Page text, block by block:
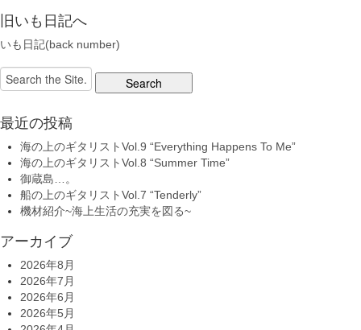
旧いも日記へ
いも日記(back number)
Search
for:
最近の投稿
海の上のギタリストVol.9 “Everything Happens To Me”
海の上のギタリストVol.8 “Summer Time”
御蔵島…。
船の上のギタリストVol.7 “Tenderly”
機材紹介~海上生活の充実を図る~
アーカイブ
2026年8月
2026年7月
2026年6月
2026年5月